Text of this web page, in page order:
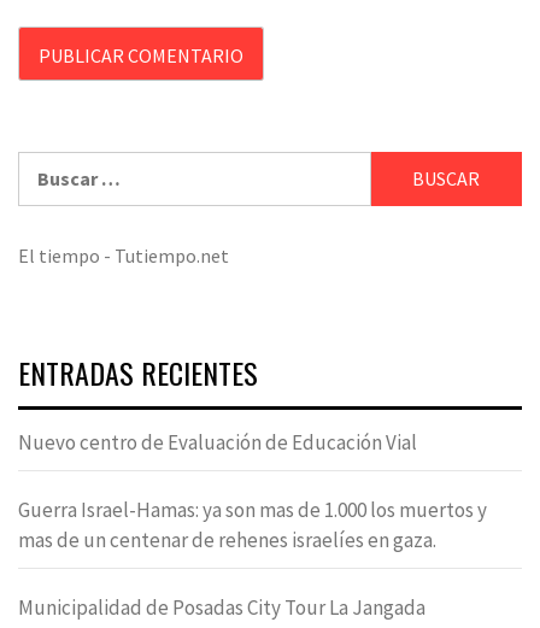
El tiempo - Tutiempo.net
ENTRADAS RECIENTES
Nuevo centro de Evaluación de Educación Vial
Guerra Israel-Hamas: ya son mas de 1.000 los muertos y
mas de un centenar de rehenes israelíes en gaza.
Municipalidad de Posadas City Tour La Jangada